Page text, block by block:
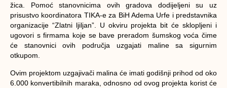
žica. Pomoć stanovnicima ovih gradova dodijeljeni su uz
prisustvo koordinatora TIKA-e za BiH Adema Urfe i predstavnika
organizacije “Zlatni ljiljan”. U okviru projekta bit će sklopljeni i
ugovori s firmama koje se bave preradom šumskog voća čime
će stanovnici ovih područja uzgajati maline sa sigurnim
otkupom.
Ovim projektom uzgajivači malina će imati godišnji prihod od oko
6.000 konvertibilnih maraka, odnosno od ovog projekta korist će